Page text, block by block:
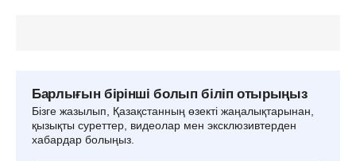
Барлығын бірінші болып біліп отырыңыз
Бізге жазылып, Қазақстанның өзекті жаңалықтарынан,
қызықты суреттер, видеолар мен эксклюзивтерден
хабардар болыңыз.